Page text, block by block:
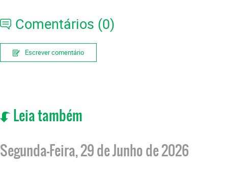
Comentários (0)
Escrever comentário
Leia também
Segunda-Feira, 29 de Junho de 2026